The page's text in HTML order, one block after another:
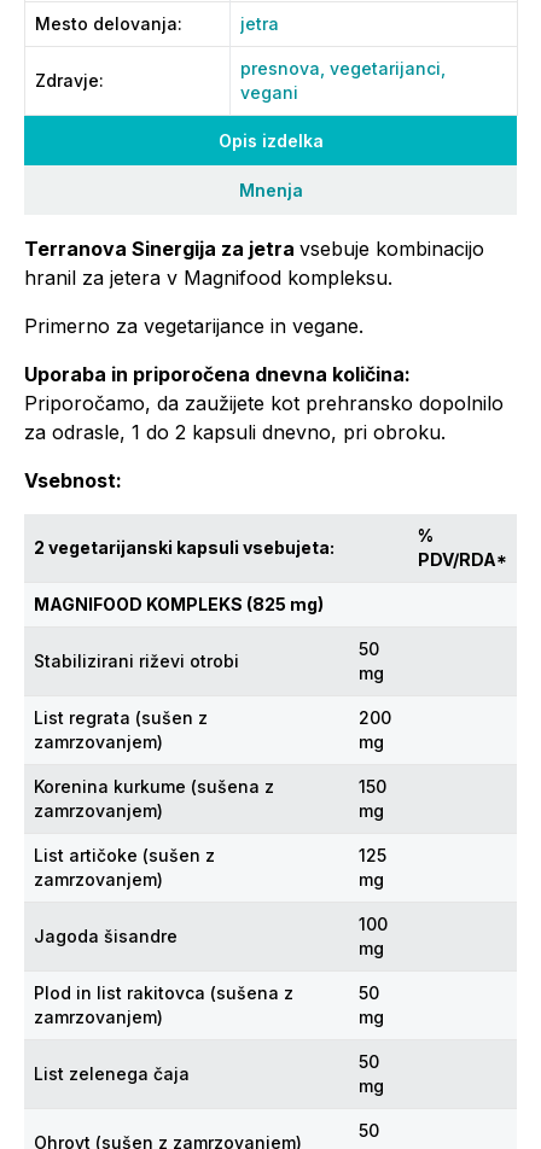
Opis izdelka
Mnenja
Terranova Sinergija za jetra vsebuje kombinacijo
hranil za jetera v Magnifood kompleksu.
Primerno za vegetarijance in vegane.
Uporaba in priporočena dnevna količina:
Priporočamo, da zaužijete kot prehransko dopolnilo
za odrasle, 1 do 2 kapsuli dnevno, pri obroku.
Vsebnost:
2 vegetarijanski kapsuli vsebujeta:
%
PDV/RDA*
MAGNIFOOD KOMPLEKS (825 mg)
Stabilizirani riževi otrobi
50
mg
List regrata (sušen z
zamrzovanjem)
200
mg
Korenina kurkume (sušena z
zamrzovanjem)
150
mg
List artičoke (sušen z
zamrzovanjem)
125
mg
Jagoda šisandre
100
mg
Plod in list rakitovca (sušena z
zamrzovanjem)
50
mg
List zelenega čaja
50
mg
Ohrovt (sušen z zamrzovanjem)
50
Mesto delovanja: jetra
Zdravje:
presnova, vegetarijanci,
vegani